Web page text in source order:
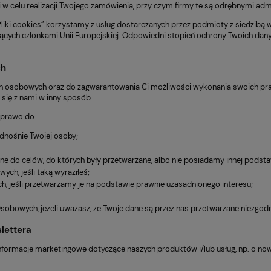
celu realizacji Twojego zamówienia, przy czym firmy te są odrębnymi
cookies” korzystamy z usług dostarczanych przez podmioty z siedzibą
członkami Unii Europejskiej. Odpowiedni stopień ochrony Twoich
oraz do zagwarantowania Ci możliwości wykonania swoich
z nami w inny sposób.
do:
Twojej osoby;
do celów, do których były przetwarzane, albo nie posiadamy innej
jeśli taką wyraziłeś;
jeśli przetwarzamy je na podstawie prawnie uzasadnionego interesu;
jeżeli uważasz, że Twoje dane są przez nas przetwarzane
marketingowe dotyczące naszych produktów i/lub usług, np. o